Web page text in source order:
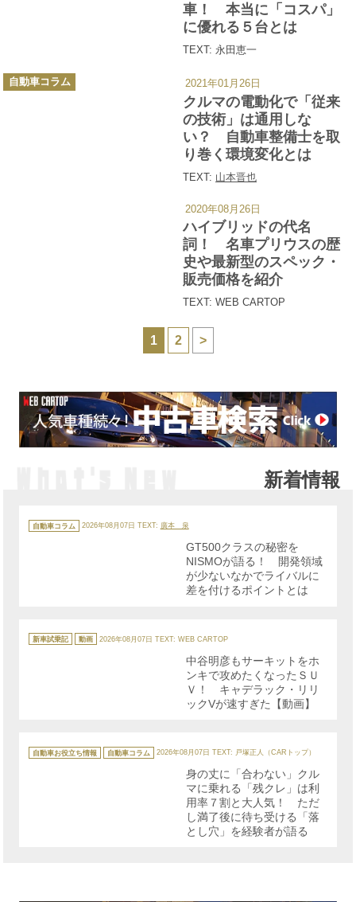
車！ 本当に「コスパ」
に優れる５台とは
TEXT: 永田恵一
クルマの電動化で「従来
の技術」は通用しな
い？ 自動車整備士を取
り巻く環境変化とは
TEXT: 山本晋也
カ
テ
自動車コラム 2021年01月26日
ハイブリッドの代名
詞！ 名車プリウスの歴
史や最新型のスペック・
販売価格を紹介
TEXT: WEB CARTOP
2020年08月26日
1 2 >
新着情報
テ
ゴ
自動車コラム 2026年08月07日 TEXT: 廣本 泉
GT500クラスの秘密を
NISMOが語る！ 開発領域
が少ないなかでライバルに
差を付けるポイントとは
テ
ゴ
新車試乗記 動画 2026年08月07日 TEXT: WEB CARTOP
中谷明彦もサーキットをホ
ンキで攻めたくなったＳＵ
Ｖ！ キャデラック・リリ
ックVが速すぎた【動画】
テ
ゴ
自動車お役立ち情報 自動車コラム 2026年08月07日 TEXT: 戸塚正人（CARトップ）
身の丈に「合わない」クル
マに乗れる「残クレ」は利
用率７割と大人気！ ただ
し満了後に待ち受ける「落
とし穴」を経験者が語る